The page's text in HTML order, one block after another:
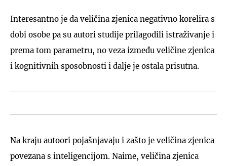
Interesantno je da veličina zjenica negativno korelira s
dobi osobe pa su autori studije prilagodili istraživanje i
prema tom parametru, no veza između veličine zjenica
i kognitivnih sposobnosti i dalje je ostala prisutna.
Na kraju autoori pojašnjavaju i zašto je veličina zjenica
povezana s inteligencijom. Naime, veličina zjenica